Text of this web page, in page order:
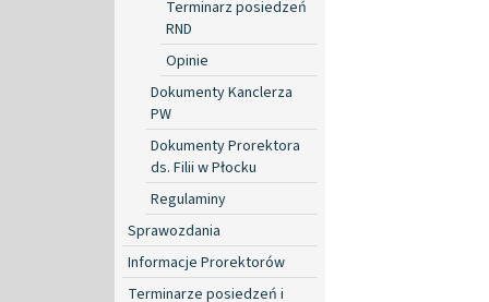
Terminarz posiedzeń
RND
Opinie
Dokumenty Kanclerza
PW
Dokumenty Prorektora
ds. Filii w Płocku
Regulaminy
Sprawozdania
Informacje Prorektorów
Terminarze posiedzeń i